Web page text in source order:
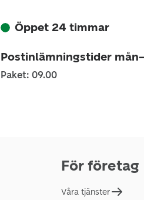
Öppet 24 timmar
Postinlämningstider
Paket: 09.00
För företag
Våra tjänster